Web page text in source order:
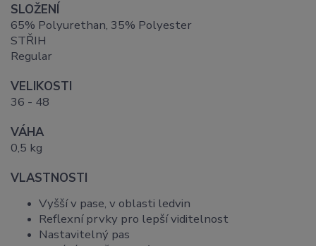
SLOŽENÍ
65% Polyurethan, 35% Polyester
STŘIH
Regular
VELIKOSTI
36 - 48
VÁHA
0,5 kg
VLASTNOSTI
Vyšší v pase, v oblasti ledvin
Reflexní prvky pro lepší viditelnost
Nastavitelný pas